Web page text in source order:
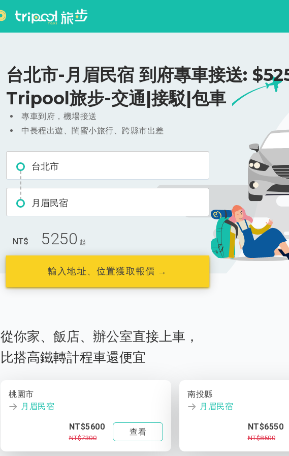
台北市-月眉民宿 到府專車接送:
Tripool旅步-交通|接駁|包車
專車到府，機場接送
中長程出遊、閨蜜小旅行、跨縣市出差
台北市
月眉民宿
NT$ 5250 起
輸入地址、位置獲取報價 →
從你家、 飯店、 辦公室直接上車，
比搭高鐵轉計程車還便宜
桃園市
月眉民宿
NT$5600
NT$7300
查看
南投縣
月眉民宿
NT$6550
NT$8500